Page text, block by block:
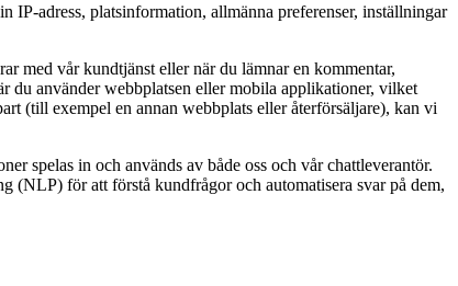
adress, platsinformation, allmänna preferenser, inställningar
med vår kundtjänst eller när du lämnar en kommentar,
du använder webbplatsen eller mobila applikationer, vilket
(till exempel en annan webbplats eller återförsäljare), kan vi
spelas in och används av både oss och vår chattleverantör.
(NLP) för att förstå kundfrågor och automatisera svar på dem,